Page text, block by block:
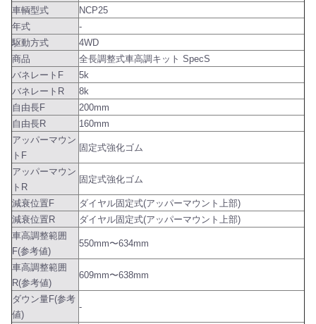
車輌型式
NCP25
年式
-
駆動方式
4WD
商品
全長調整式車高調キット SpecS
バネレートF
5k
バネレートR
8k
自由長F
200mm
自由長R
160mm
アッパーマウン
トF
固定式強化ゴム
アッパーマウン
トR
固定式強化ゴム
減衰位置F
ダイヤル固定式(アッパーマウント上部)
減衰位置R
ダイヤル固定式(アッパーマウント上部)
車高調整範囲
F(参考値)
550mm〜634mm
車高調整範囲
R(参考値)
609mm〜638mm
ダウン量F(参考
値)
-